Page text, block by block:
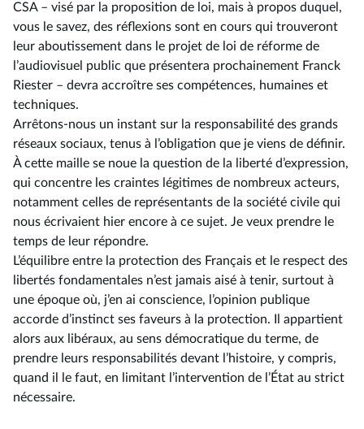
CSA –⁠ visé par la proposition de loi, mais à propos duquel,
vous le savez, des réflexions sont en cours qui trouveront
leur aboutissement dans le projet de loi de réforme de
l’audiovisuel public que présentera prochainement Franck
Riester – devra accroître ses compétences, humaines et
techniques.
Arrêtons-nous un instant sur la responsabilité des grands
réseaux sociaux, tenus à l’obligation que je viens de définir.
À cette maille se noue la question de la liberté d’expression,
qui concentre les craintes légitimes de nombreux acteurs,
notamment celles de représentants de la société civile qui
nous écrivaient hier encore à ce sujet. Je veux prendre le
temps de leur répondre.
L’équilibre entre la protection des Français et le respect des
libertés fondamentales n’est jamais aisé à tenir, surtout à
une époque où, j’en ai conscience, l’opinion publique
accorde d’instinct ses faveurs à la protection. Il appartient
alors aux libéraux, au sens démocratique du terme, de
prendre leurs responsabilités devant l’histoire, y compris,
quand il le faut, en limitant l’intervention de l’État au strict
nécessaire.